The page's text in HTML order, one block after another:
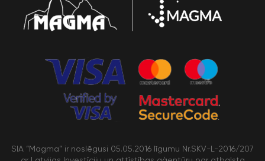
SIA “Magma” ir noslēgusi 05.05.2016 līgumu Nr.SKV-L-2016/207